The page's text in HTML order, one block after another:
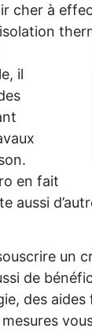
cher à
il
en fait
aussi
un
de
des
mesures